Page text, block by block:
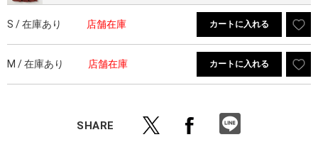
S / 在庫あり 店舗在庫 カートに入れる
M / 在庫あり 店舗在庫 カートに入れる
SHARE